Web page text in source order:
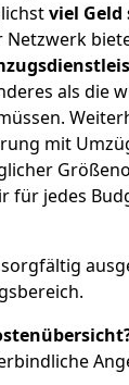
viel Geld
als die
mit
für jedes